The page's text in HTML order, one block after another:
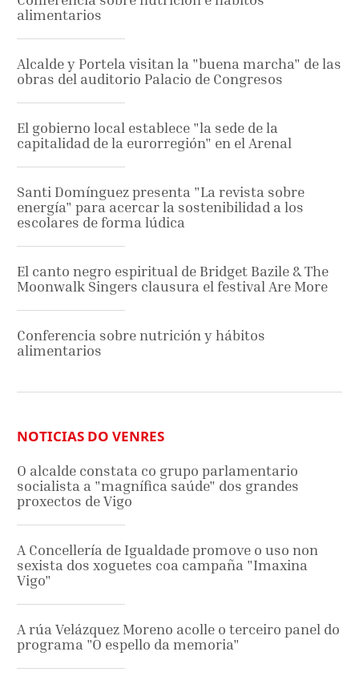
alimentarios
Alcalde y Portela visitan la "buena marcha" de las
obras del auditorio Palacio de Congresos
El gobierno local establece "la sede de la
capitalidad de la eurorregión" en el Arenal
Santi Domínguez presenta "La revista sobre
energía" para acercar la sostenibilidad a los
escolares de forma lúdica
El canto negro espiritual de Bridget Bazile & The
Moonwalk Singers clausura el festival Are More
Conferencia sobre nutrición y hábitos
alimentarios
NOTICIAS DO VENRES
O alcalde constata co grupo parlamentario
socialista a "magnífica saúde" dos grandes
proxectos de Vigo
A Concellería de Igualdade promove o uso non
sexista dos xoguetes coa campaña "Imaxina
Vigo"
A rúa Velázquez Moreno acolle o terceiro panel do
programa "O espello da memoria"